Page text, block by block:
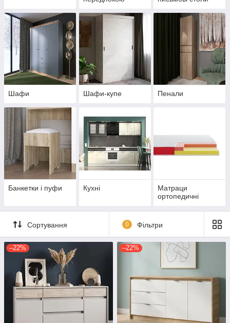
Шафи Шафи-купе Пенали
Банкетки і пуфи Кухні
Матраци
ортопедичні
Сортування 0 Фільтри
–22% –22%